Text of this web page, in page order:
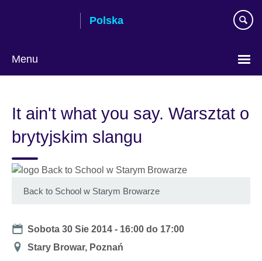
Polska
Menu
It ain't what you say. Warsztat o
brytyjskim slangu
Back to School w Starym Browarze
Date
Sobota 30 Sie 2014 - 16:00 do 17:00
Miejsce
Stary Browar, Poznań